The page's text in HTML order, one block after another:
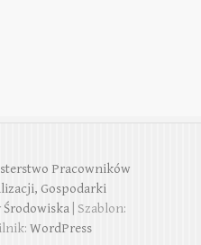
Pracowników
Gospodarki
| Szablon:
WordPress